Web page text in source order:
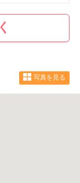
写真を見る